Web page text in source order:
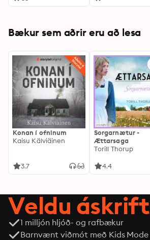
Bækur sem aðrir eru að lesa
Konan í ofninum
Kaisu Kälviäinen
3.7
Sorgarnætur -
Ættarsaga
Torill Thorup
4.4
Veldu áskrift
1 milljón hljóð- og rafbækur
Barnvænt viðmót með Kids Mode